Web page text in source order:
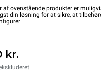
af ovenstående produkter er
din løsning for at sikre, at
kr.